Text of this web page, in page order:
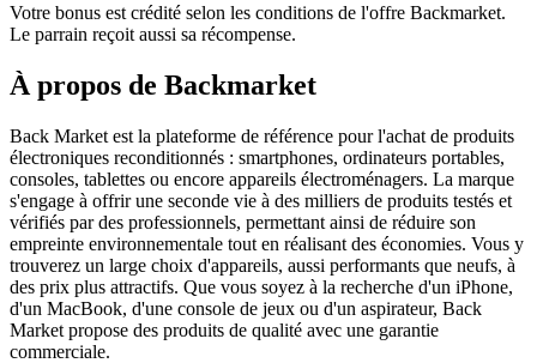
Votre bonus est crédité selon les conditions de l'offre Backmarket.
Le parrain reçoit aussi sa récompense.
À propos de Backmarket
Back Market est la plateforme de référence pour l'achat de produits
électroniques reconditionnés : smartphones, ordinateurs portables,
consoles, tablettes ou encore appareils électroménagers. La marque
s'engage à offrir une seconde vie à des milliers de produits testés et
vérifiés par des professionnels, permettant ainsi de réduire son
empreinte environnementale tout en réalisant des économies. Vous y
trouverez un large choix d'appareils, aussi performants que neufs, à
des prix plus attractifs. Que vous soyez à la recherche d'un iPhone,
d'un MacBook, d'une console de jeux ou d'un aspirateur, Back
Market propose des produits de qualité avec une garantie
commerciale.